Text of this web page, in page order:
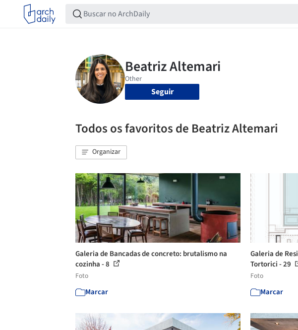
Seguir
Todos os favoritos de Beatriz Altemari
Organizar
Galeria de Bancadas de concreto: brutalismo na
cozinha - 8
Foto
Marcar
Galeria de
Tortorici - 29
Foto
Marcar